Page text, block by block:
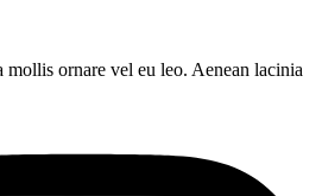
mollis ornare vel eu leo. Aenean lacinia